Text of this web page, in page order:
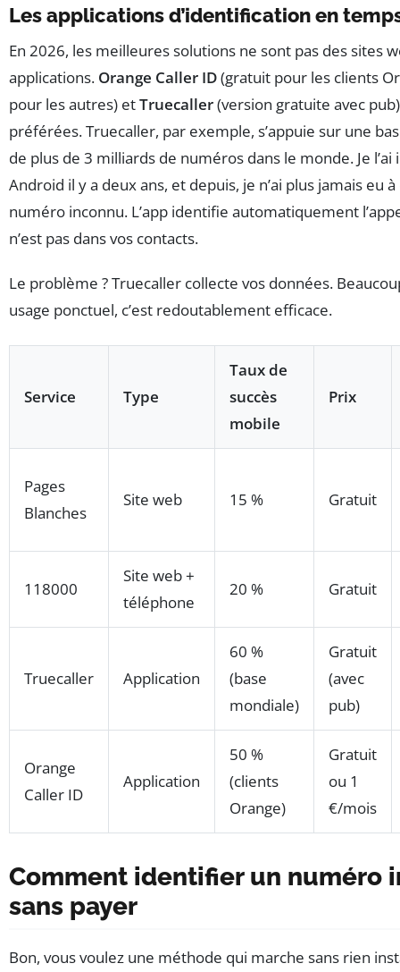
Les applications d’identification en
En 2026, les meilleures solutions ne sont pas des sites
applications. Orange Caller ID(gratuit pour les clients
pour les autres) etTruecaller(version gratuite avec
préférées. Truecaller, par exemple, s’appuie sur une
de plus de 3 milliards de numéros dans le monde. Je
Android il y a deux ans, et depuis, je n’ai plus jamais eu
numéro inconnu. L’app identifie automatiquement
n’est pas dans vos contacts.
Le problème ? Truecaller collecte vos données.
usage ponctuel, c’est redoutablement efficace.
Service Type
Taux de
succès
mobile
Prix
Pages
Blanches
Site web 15 % Gratuit
118000
Site web +
téléphone
20 % Gratuit
Truecaller Application
60 %
(base
mondiale)
Gratuit
(avec
pub)
Orange
Caller ID
Application
50 %
(clients
Orange)
Gratuit
ou 1
€/mois
Comment identifier un numéro
sans payer
Bon, vous voulez une méthode qui marche sans rien